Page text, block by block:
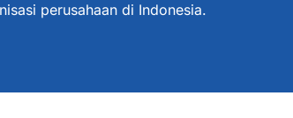
perusahaan di Indonesia.